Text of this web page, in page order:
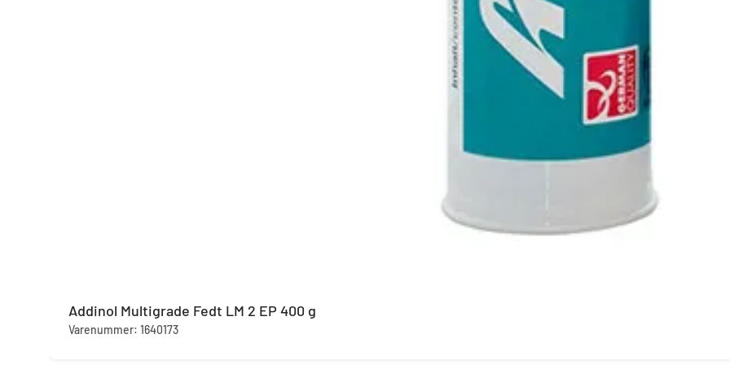
Addinol Multigrade Fedt LM 2 EP 400 g
Varenummer: 1640173